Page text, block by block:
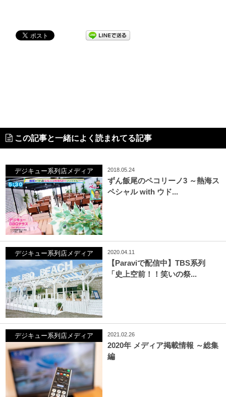
この記事と一緒によく読まれてる記事
デジキュー系列店メディア 2018.05.24
ずん飯尾のペコリーノ3 ～熱海ス
ペシャル with ウド...
デジキュー系列店メディア 2020.04.11
【Paraviで配信中】TBS系列
「史上空前！！笑いの祭...
デジキュー系列店メディア 2021.02.26
2020年 メディア掲載情報 ～総集
編